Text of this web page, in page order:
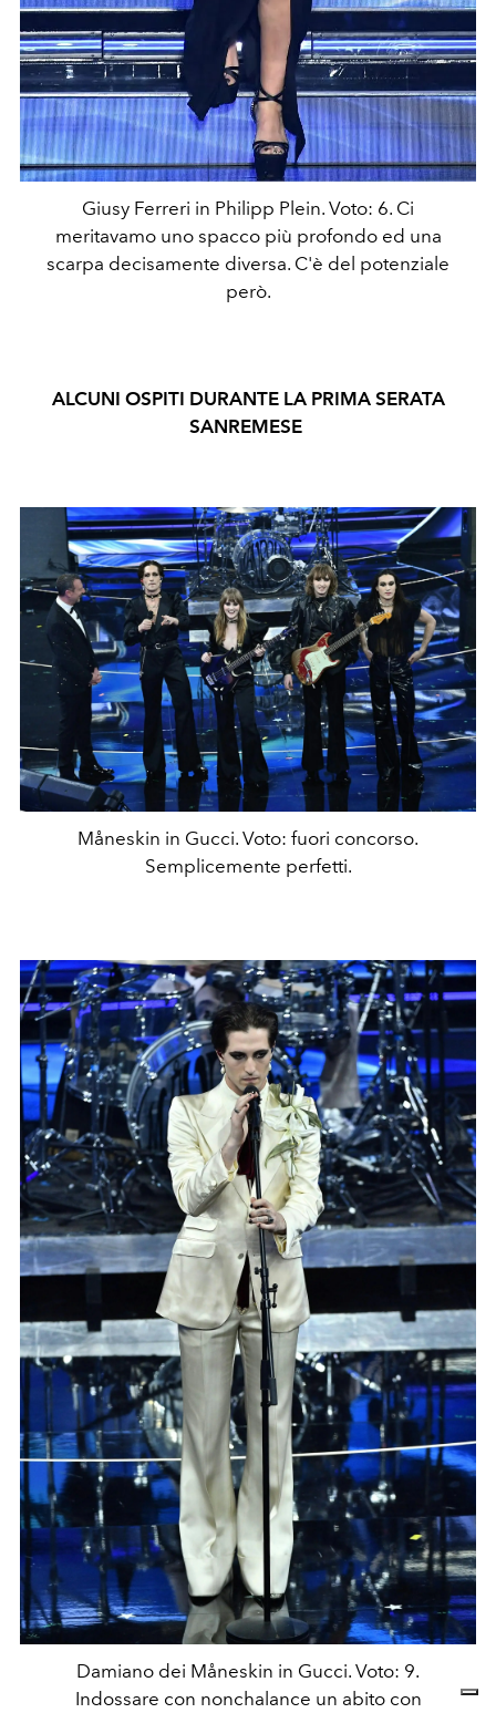
Giusy Ferreri in Philipp Plein. Voto: 6. Ci
meritavamo uno spacco più profondo ed una
scarpa decisamente diversa. C'è del potenziale
però.
ALCUNI OSPITI DURANTE LA PRIMA SERATA
SANREMESE
Måneskin in Gucci. Voto: fuori concorso.
Semplicemente perfetti.
Damiano dei Måneskin in Gucci. Voto: 9.
Indossare con nonchalance un abito con